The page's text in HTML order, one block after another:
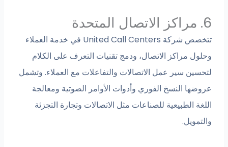
6. مراكز الاتصال المتحدة
تتخصص شركة United Call Centers في خدمة العملاء
وحلول مراكز الاتصال، ودمج تقنيات التعرف على الكلام
لتحسين سير عمل الاتصالات والتفاعلات مع العملاء. وتشمل
عروضها النسخ الفوري وأدوات الأوامر الصوتية ومعالجة
اللغة الطبيعية للصناعات مثل الاتصالات وتجارة التجزئة
والتمويل.